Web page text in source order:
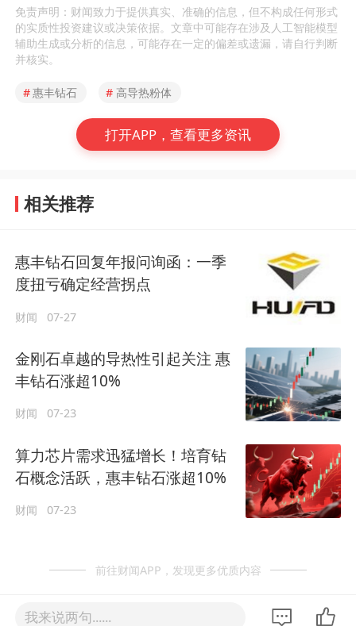
免责声明：财闻致力于提供真实、准确的信息，但不构成任何形式
的实质性投资建议或决策依据。文章中可能存在涉及人工智能模型
辅助生成或分析的信息，可能存在一定的偏差或遗漏，请自行判断
并核实。
#惠丰钻石 # 高导热粉体
打开APP，查看更多资讯
相关推荐
惠丰钻石回复年报问询函：一季
度扭亏确定经营拐点
财闻 07-27
金刚石卓越的导热性引起关注 惠
丰钻石涨超10%
财闻 07-23
算力芯片需求迅猛增长！培育钻
石概念活跃，惠丰钻石涨超10%
财闻 07-23
前往财闻APP，发现更多优质内容
我来说两句......